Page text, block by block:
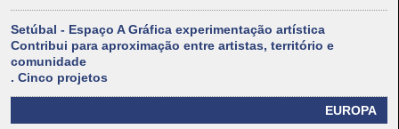
Setúbal - Espaço A Gráfica experimentação artística
Contribui para aproximação entre artistas, território e
comunidade
. Cinco projetos
EUROPA